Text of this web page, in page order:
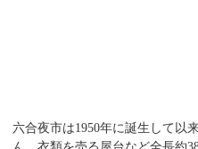
六合夜市は1950年に誕生して以